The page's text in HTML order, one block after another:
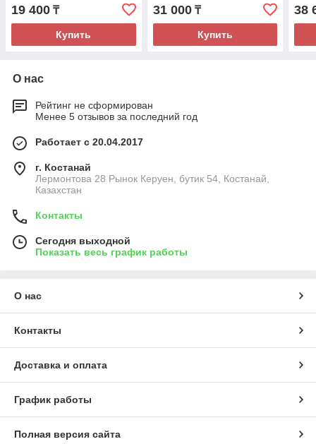
19 400 ₸
Купить
31 000₸
Купить
38
О нас
Рейтинг не сформирован
Менее 5 отзывов за последний год
Работает с 20.04.2017
г. Костанай
Лермонтова 28 Рынок Керуен, бутик 54, Костанай,
Казахстан
Контакты
Сегодня выходной
Показать весь график работы
О нас
Контакты
Доставка и оплата
График работы
Полная версия сайта